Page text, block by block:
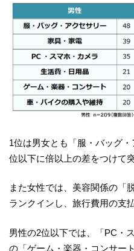
1位は男女とも「服・バッグ
位以下に倍以上の差をつけて
また女性では、美容関係の「
ランクインし、旅行費用の支
男性の2位以下では、「PC・
の「ゲーム・楽器・コンサー